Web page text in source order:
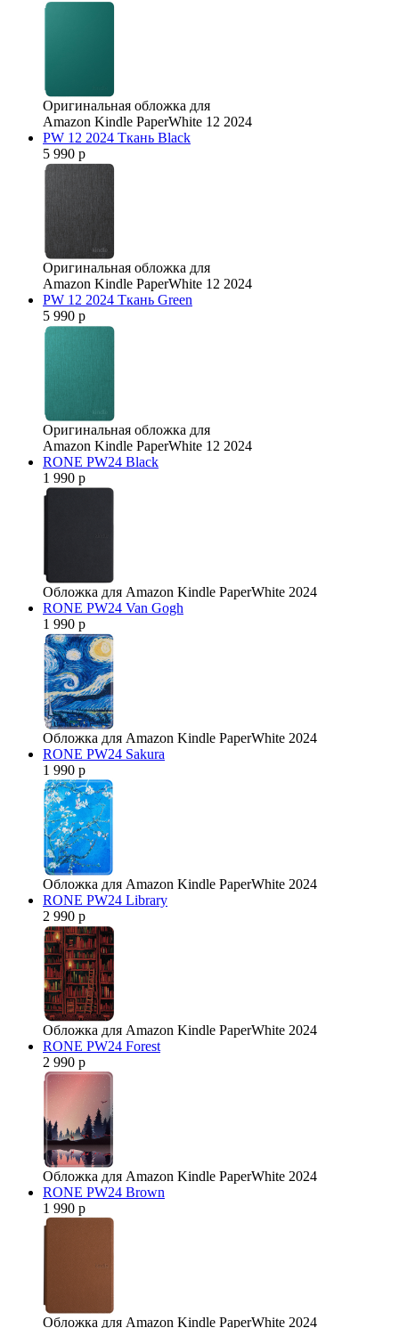
Оригинальная обложка для
Amazon Kindle PaperWhite 12 2024
PW 12 2024 Ткань Black
5 990 р
Оригинальная обложка для
Amazon Kindle PaperWhite 12 2024
PW 12 2024 Ткань Green
5 990 р
Оригинальная обложка для
Amazon Kindle PaperWhite 12 2024
RONE PW24 Black
1 990 р
Обложка для Amazon Kindle PaperWhite 2024
RONE PW24 Van Gogh
1 990 р
Обложка для Amazon Kindle PaperWhite 2024
RONE PW24 Sakura
1 990 р
Обложка для Amazon Kindle PaperWhite 2024
RONE PW24 Library
2 990 р
Обложка для Amazon Kindle PaperWhite 2024
RONE PW24 Forest
2 990 р
Обложка для Amazon Kindle PaperWhite 2024
RONE PW24 Brown
1 990 р
Обложка для Amazon Kindle PaperWhite 2024